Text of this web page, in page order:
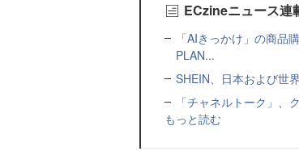
ECzineニュース連
「AIきっかけ」の商品
PLAN...
SHEIN、日本および世
「チャネルトーク」
もっと読む